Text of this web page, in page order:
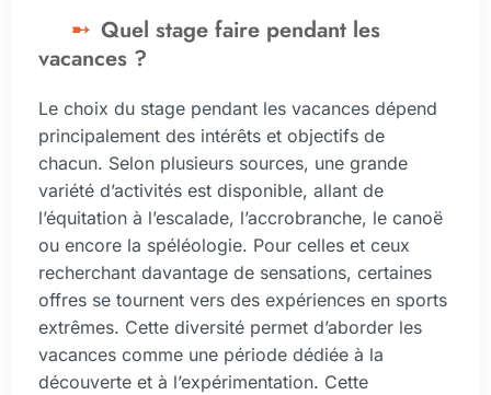
Quel stage faire pendant les
vacances ?
Le choix du stage pendant les vacances dépend
principalement des intérêts et objectifs de
chacun. Selon plusieurs sources, une grande
variété d’activités est disponible, allant de
l’équitation à l’escalade, l’accrobranche, le canoë
ou encore la spéléologie. Pour celles et ceux
recherchant davantage de sensations, certaines
offres se tournent vers des expériences en sports
extrêmes. Cette diversité permet d’aborder les
vacances comme une période dédiée à la
découverte et à l’expérimentation. Cette